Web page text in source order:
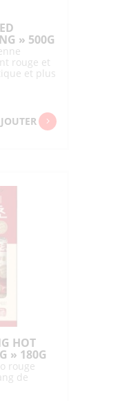
» 500G
rouge et
et plus
HOT
» 180G
rouge
de